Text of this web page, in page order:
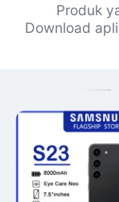
Produk
Download